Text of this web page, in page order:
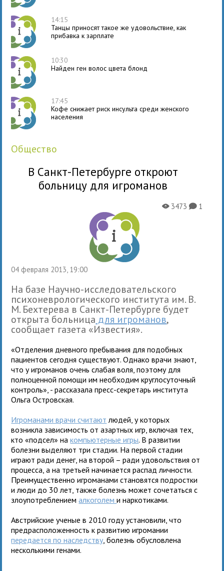
14:15
Танцы приносят такое же удовольствие, как
прибавка к зарплате
10:30
Найден ген волос цвета блонд
17:45
Кофе снижает риск инсульта среди женского
населения
общество
В Санкт-Петербурге откроют
больницу для игроманов
04 февраля 2013, 19:00
X3473K1
На базе Научно-исследовательского
психоневрологического института им. В.
М. Бехтерева в Санкт-Петербурге будет
открыта больница для игроманов,
сообщает газета «Известия».
«Отделения дневного пребывания для подобных
пациентов сегодня существуют. Однако врачи знают,
что у игроманов очень слабая воля, поэтому для
полноценной помощи им необходим круглосуточный
контроль», - рассказала пресс-секретарь института
Ольга Островская.
Игроманами врачи считают людей, у которых
возникла зависимость от азартных игр, включая тех,
кто «подсел» накомпьютерные игры. В развитии
болезни выделяют три стадии. На первой стадии
играют ради денег, на второй – ради удовольствия от
процесса, а на третьей начинается распад личности.
Преимущественно игроманами становятся подростки
и люди до 30 лет, также болезнь может сочетаться с
злоупотреблениемалкоголеми наркотиками.
Австрийские ученые в 2010 году установили, что
предрасположенность к развитию игромании
передается по наследству , болезнь обусловлена
несколькими генами.